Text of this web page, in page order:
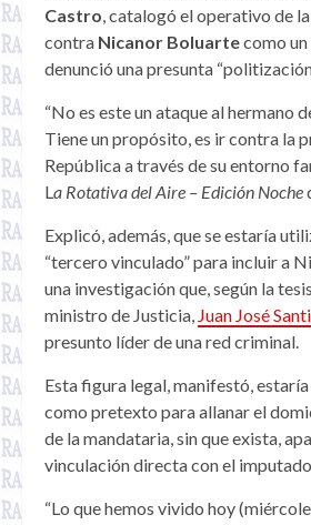
Castro , catalogó el operativo de
contra Nicanor Boluartecomo un
denunció una presunta
“No es este un ataque al hermano
Tiene un propósito, es ir contra la
República a través de su entorno
L a Rotativa del Aire – Edición Noche
Explicó, además, que se estaría
“tercero vinculado” para incluir a
una investigación que, según la
ministro de Justicia, Juan José
presunto líder de una red criminal.
Esta figura legal, manifestó,
como pretexto para allanar el
de la mandataria, sin que exista,
vinculación directa con el imputado.
“Lo que hemos vivido hoy